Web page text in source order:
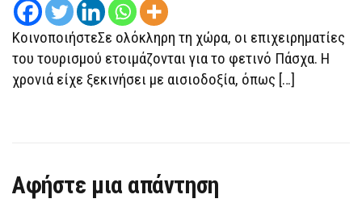
ΚοινοποιήστεΣε ολόκληρη τη χώρα, οι επιχειρηματίες
του τουρισμού ετοιμάζονται για το φετινό Πάσχα. Η
χρονιά είχε ξεκινήσει με αισιοδοξία, όπως […]
Αφήστε μια απάντηση